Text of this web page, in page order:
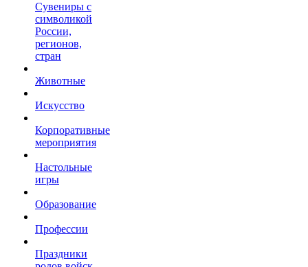
Сувениры с
символикой
России,
регионов,
стран
Животные
Искусство
Корпоративные
мероприятия
Настольные
игры
Образование
Профессии
Праздники